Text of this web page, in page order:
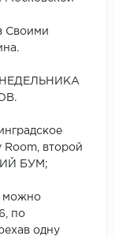
Своими
второй
БУМ;
можно
по
одну